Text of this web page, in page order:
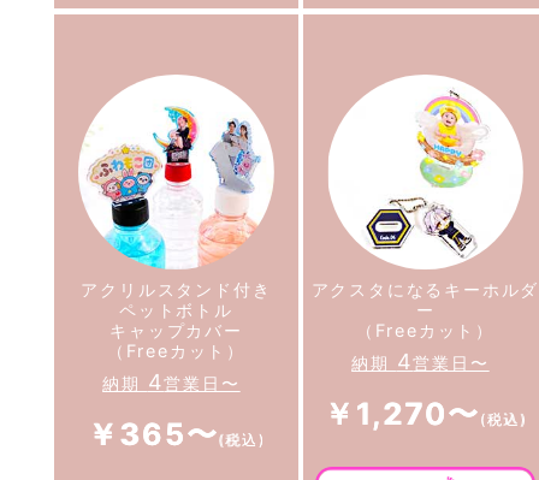
アクリルスタンド付き
ペットボトル
キャップカバー
（Freeカット）
納期 4営業日〜
￥365〜
アクスタになるキーホルダ
ー
（Freeカット）
納期 4営業日〜
￥1,270〜